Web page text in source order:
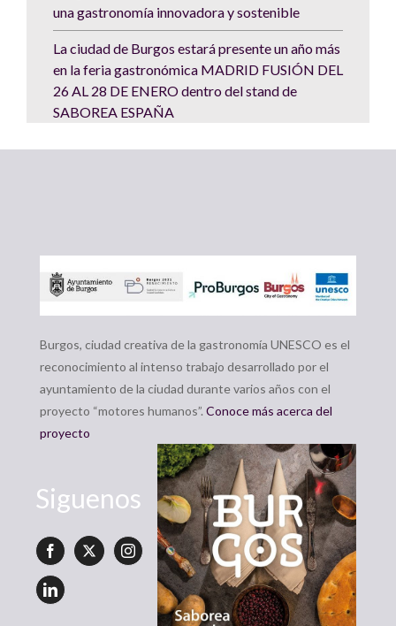
una gastronomía innovadora y sostenible
La ciudad de Burgos estará presente un año más
en la feria gastronómica MADRID FUSIÓN DEL
26 AL 28 DE ENERO dentro del stand de
SABOREA ESPAÑA
Burgos, ciudad creativa de la gastronomía UNESCO es el
reconocimiento al intenso trabajo desarrollado por el
ayuntamiento de la ciudad durante varios años con el
proyecto “motores humanos”. Conoce más acerca del
proyecto
Siguenos